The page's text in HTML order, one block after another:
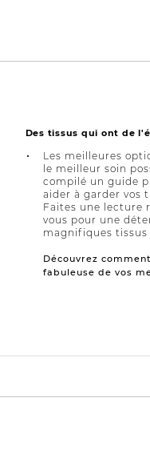
Des tissus qui ont de
Les meilleures
le meilleur soin
compilé un guide
aider à garder vos
Faites une lecture
vous pour une
magnifiques tissus
Découvrez
fabuleuse de vos